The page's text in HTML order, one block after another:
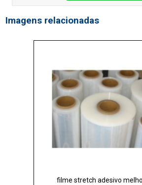
Imagens relacionadas
filme stretch adesivo